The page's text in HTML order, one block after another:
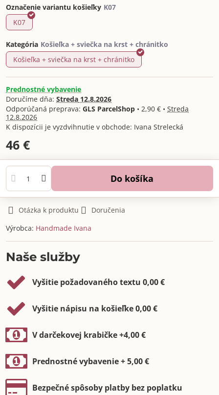
Označenie variantu košieľky
K07
Kategória
Košieľka + sviečka na krst + chránitko
Prednostné vybavenie
Doručíme dňa: Streda 12.8.2026
GLS ParcelShop • 2,90 € • Streda
12.8.2026
Ivana Strelecká
46 €
Do košíka
Otázka k produktu
Doručenia
Výrobca: Handmade Ivana
Naše služby
Vyšitie požadovaného textu 0,00 €
Vyšitie nápisu na košieľke 0,00 €
V darčekovej krabičke +4,00 €
Prednostné vybavenie + 5,00 €
Bezpečné spôsoby platby bez poplatku